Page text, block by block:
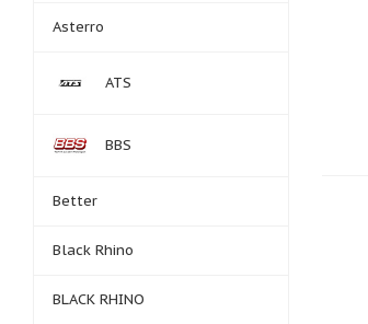
Asterro
ATS
BBS
Better
Black Rhino
BLACK RHINO